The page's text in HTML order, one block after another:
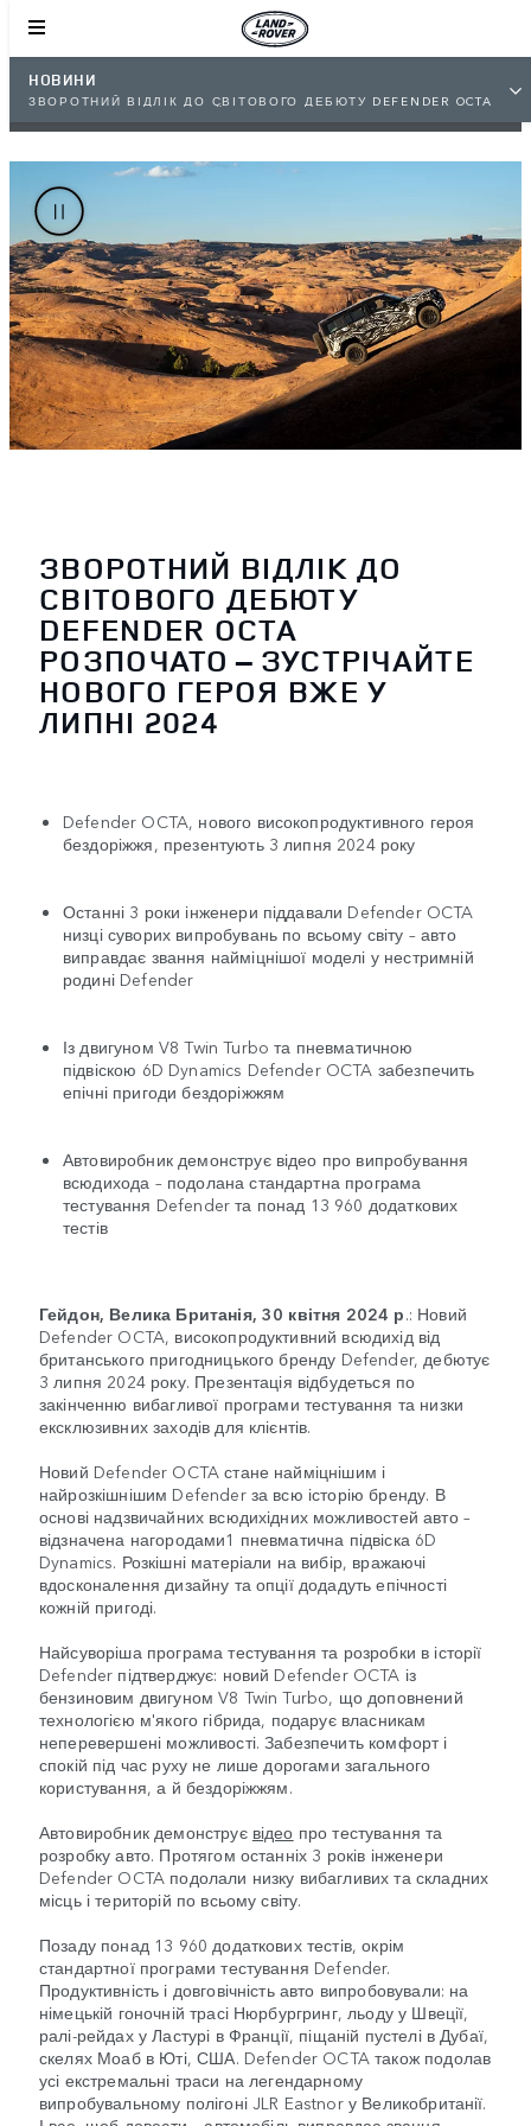
НОВИНИ
ЗВОРОТНИЙ ВІДЛІК ДО СВІТОВОГО ДЕБЮТУ DEFENDER OCTA
2024
ЗВОРОТНИЙ ВІДЛІК ДО
СВІТОВОГО ДЕБЮТУ
DEFENDER OCTA
РОЗПОЧАТО – ЗУСТРІЧАЙТЕ
НОВОГО ГЕРОЯ ВЖЕ У
ЛИПНІ 2024
Defender OCTA, нового високопродуктивного героя
бездоріжжя, презентують 3 липня 2024 року
Останні 3 роки інженери піддавали Defender OCTA
низці суворих випробувань по всьому світу – авто
виправдає звання найміцнішої моделі у нестримній
родині Defender
Із двигуном V8 Twin Turbo та пневматичною
підвіскою 6D Dynamics Defender OCTA забезпечить
епічні пригоди бездоріжжям
Автовиробник демонструє відео про випробування
всюдихода – подолана стандартна програма
тестування Defender та понад 13 960 додаткових
тестів
Гейдон, Велика Британія, 30 квітня 2024 р.: Новий
Defender OCTA, високопродуктивний всюдихід від
британського пригодницького бренду Defender, дебютує
3 липня 2024 року. Презентація відбудеться по
закінченню вибагливої програми тестування та низки
ексклюзивних заходів для клієнтів.
Новий Defender OCTA стане найміцнішим і
найрозкішнішим Defender за всю історію бренду. В
основі надзвичайних всюдихідних можливостей авто –
відзначена нагородами1 пневматична підвіска 6D
Dynamics. Розкішні матеріали на вибір, вражаючі
вдосконалення дизайну та опції додадуть епічності
кожній пригоді.
Найсуворіша програма тестування та розробки в історії
Defender підтверджує: новий Defender OCTA із
бензиновим двигуном V8 Twin Turbo, що доповнений
технологією м'якого гібрида, подарує власникам
неперевершені можливості. Забезпечить комфорт і
спокій під час руху не лише дорогами загального
користування, а й бездоріжжям.
Автовиробник демонструє відео про тестування та
розробку авто. Протягом останніх 3 років інженери
Defender OCTA подолали низку вибагливих та складних
місць і територій по всьому світу.
Позаду понад 13 960 додаткових тестів, окрім
стандартної програми тестування Defender.
Продуктивність і довговічність авто випробовували: на
німецькій гоночній трасі Нюрбургринг, льоду у Швеції,
ралі-рейдах у Ластурі в Франції, піщаній пустелі в Дубаї,
скелях Моаб в Юті, США. Defender OCTA також подолав
усі екстремальні траси на легендарному
випробувальному полігоні JLR Eastnor у Великобританії.